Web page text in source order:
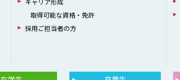
取得可能な資格・免許
採用ご担当者の方